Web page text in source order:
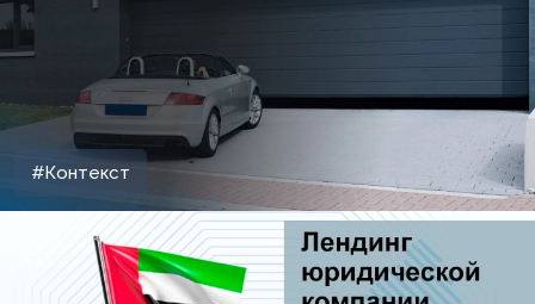
#Контекст